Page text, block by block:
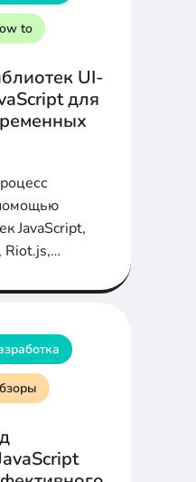
to
UI-
для
JavaScript,
Riot.js,